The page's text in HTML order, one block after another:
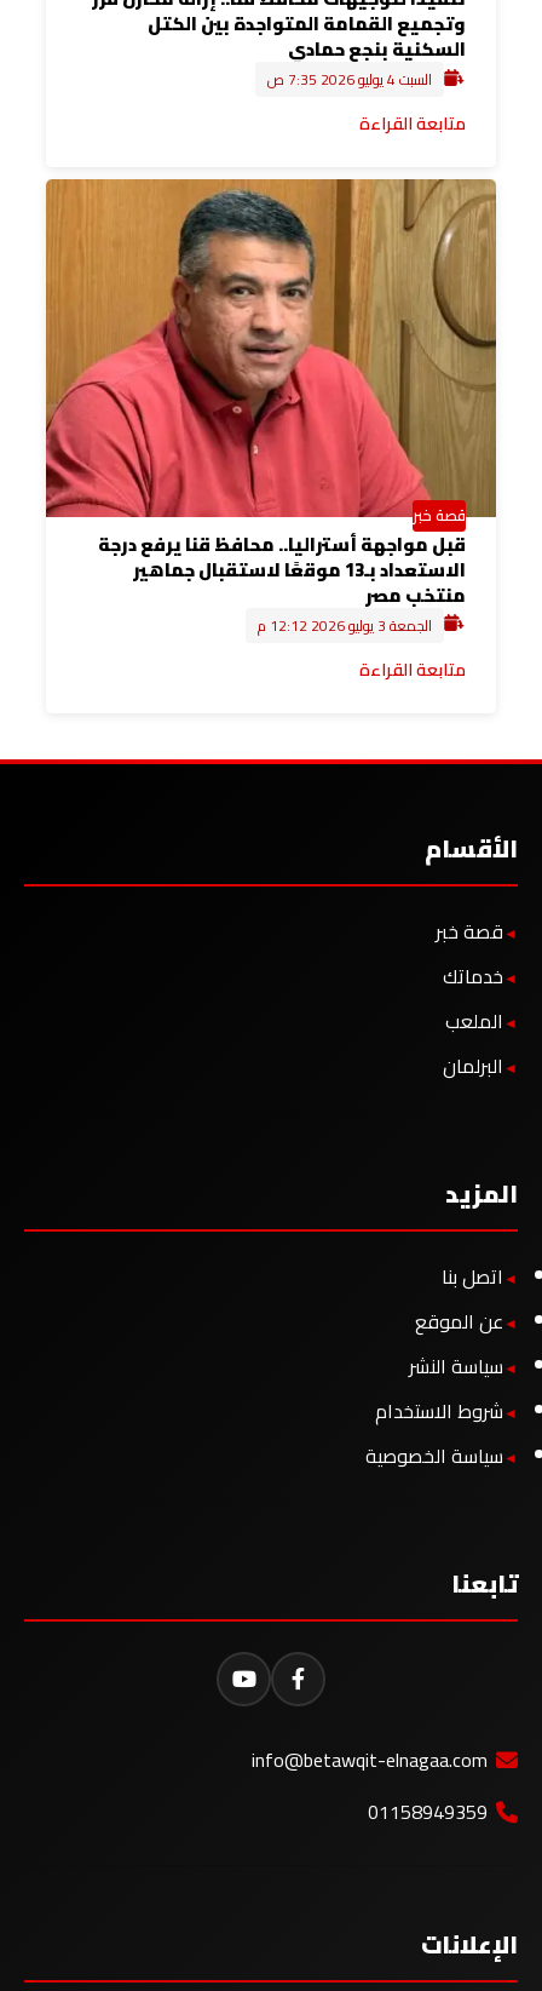
وتجميع القمامة المتواجدة بين الكتل
السكنية بنجع حمادي
السبت 4 يوليو 2026 7:35 ص
متابعة القراءة
قصة خبر
قبل مواجهة أستراليا.. محافظ قنا يرفع درجة
الاستعداد بـ13 موقعًا لاستقبال جماهير
منتخب مصر
الجمعة 3 يوليو 2026 12:12 م
متابعة القراءة
الأقسام
قصة خبر
خدماتك
الملعب
البرلمان
المزيد
اتصل بنا
عن الموقع
سياسة النشر
شروط الاستخدام
سياسة الخصوصية
تابعنا
info@betawqit-elnagaa.com
01158949359
الإعلانات